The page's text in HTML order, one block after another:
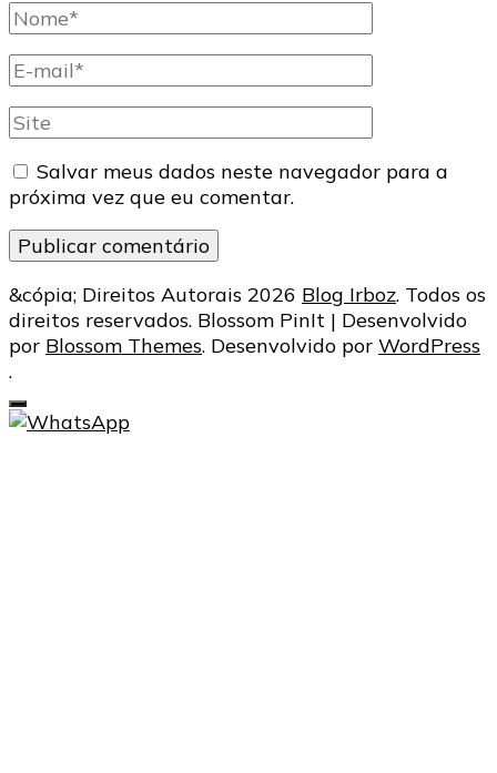
Nome
completo
E-
mail
Site
Salvar meus dados neste navegador para a
próxima vez que eu comentar.
&cópia; Direitos Autorais 2026 Blog Irboz. Todos os
direitos reservados. Blossom PinIt | Desenvolvido
por Blossom Themes. Desenvolvido por WordPress
.